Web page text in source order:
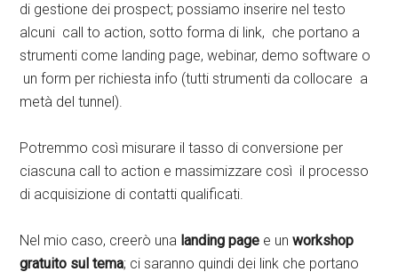
di gestione dei prospect; possiamo inserire nel testo
alcuni call to action, sotto forma di link, che portano a
strumenti come landing page, webinar, demo software o
un form per richiesta info (tutti strumenti da collocare a
metà del tunnel).
Potremmo così misurare il tasso di conversione per
ciascuna call to action e massimizzare così il processo
di acquisizione di contatti qualificati.
Nel mio caso, creerò una landing page e unworkshop
gratuito sul tema; ci saranno quindi dei link che portano